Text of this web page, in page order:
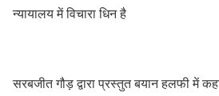
न्यायालय में विचारा धिन है
सरबजीत गौड़ द्वारा प्रस्तुत बयान हलफी में